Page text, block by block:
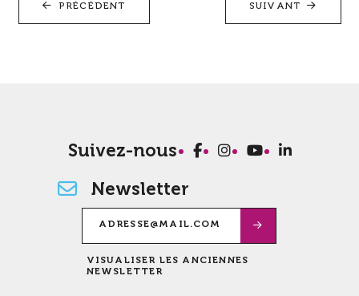
PRÉCÉDENT SUIVANT
Suivez-nous
Newsletter
VISUALISER LES ANCIENNES
NEWSLETTER